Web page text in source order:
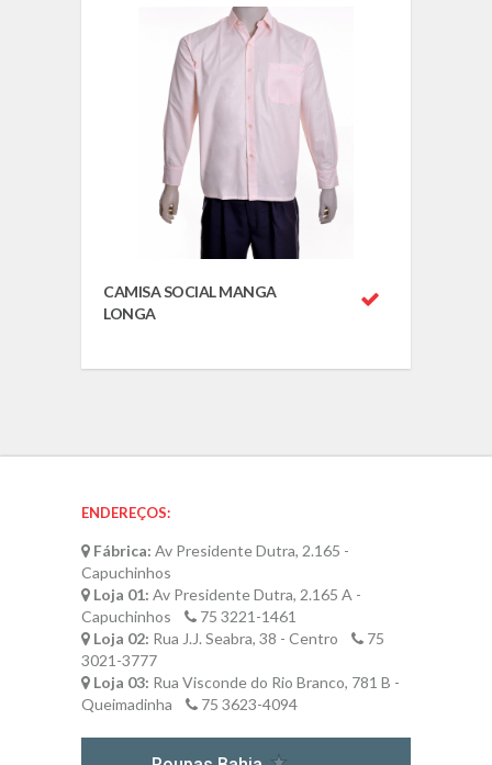
CAMISA SOCIAL MANGA
LONGA
ENDEREÇOS:
Fábrica: Av Presidente Dutra, 2.165 -
Capuchinhos
Loja 01: Av Presidente Dutra, 2.165 A -
Capuchinhos
75 3221-1461
Loja 02: Rua J.J. Seabra, 38 - Centro
75
3021-3777
Loja 03: Rua Visconde do Rio Branco, 781 B -
Queimadinha
75 3623-4094